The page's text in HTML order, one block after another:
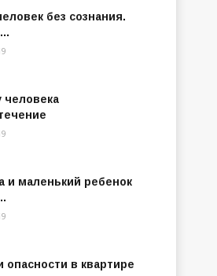
без сознания.
человека
и маленький ребенок
опасности в квартире